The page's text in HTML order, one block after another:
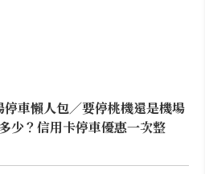
車懶人包／要停桃機還是機場
少？信用卡停車優惠一次整